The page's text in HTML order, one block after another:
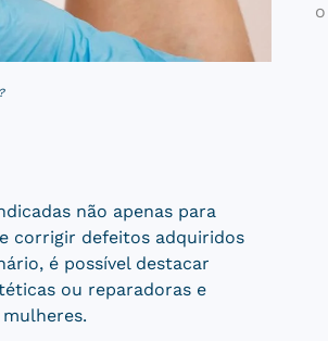
não apenas para
corrigir defeitos adquiridos
é possível destacar
ou reparadoras e